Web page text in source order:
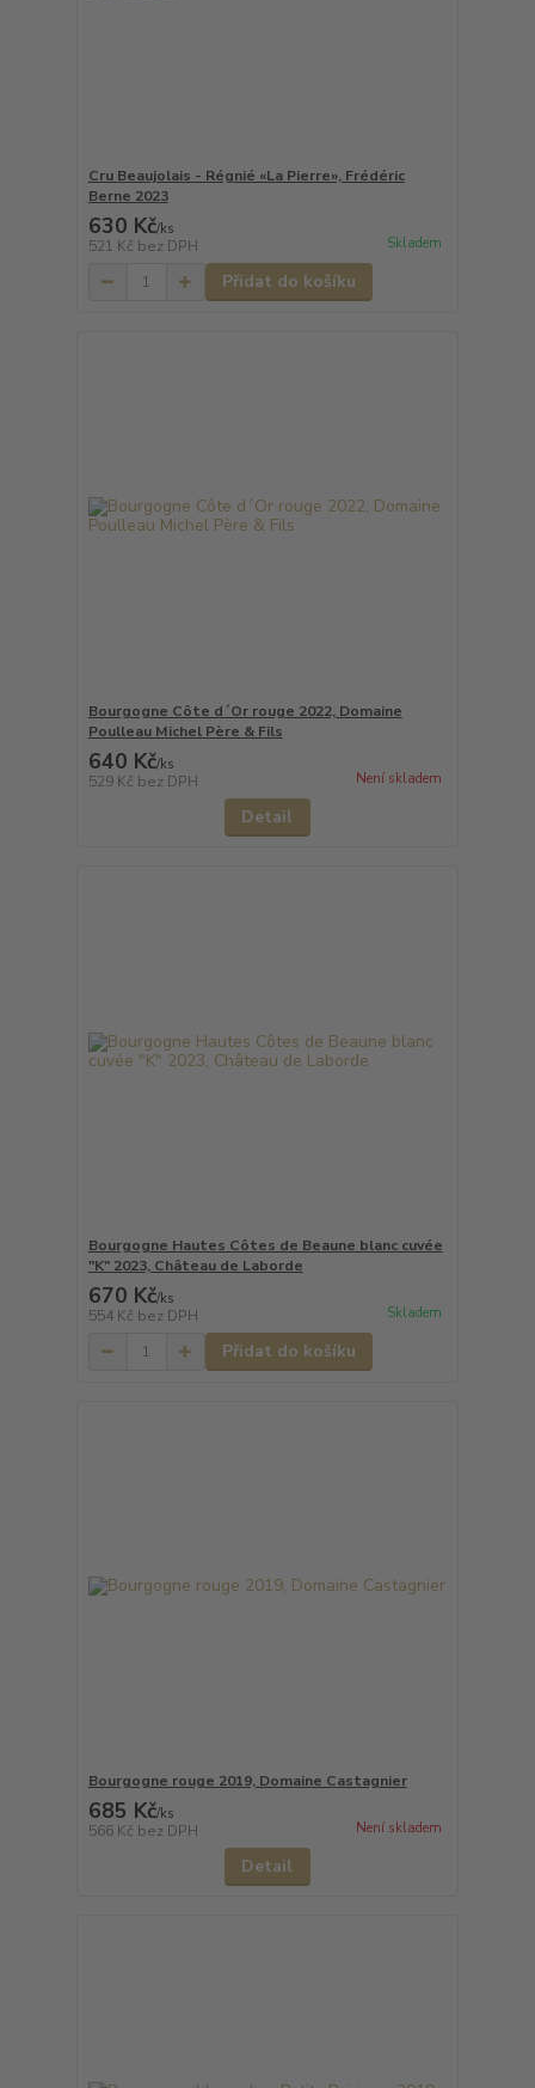
Cru Beaujolais - Régnié «La Pierre», Frédéric
Berne 2023
630 Kč/ks
521 Kč bez DPH Skladem
Přidat do košíku
Bourgogne Côte d´Or rouge 2022, Domaine
Poulleau Michel Père & Fils
640 Kč/ks
529 Kč bez DPH Není skladem
Detail
Bourgogne Hautes Côtes de Beaune blanc cuvée
"K" 2023, Château de Laborde
670 Kč/ks
554 Kč bez DPH Skladem
Přidat do košíku
Bourgogne rouge 2019, Domaine Castagnier
685 Kč/ks
566 Kč bez DPH Není skladem
Detail